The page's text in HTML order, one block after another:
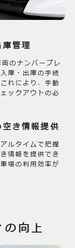
管理
のナンバープレ
庫・出庫の手続
れにより、手動
ックアウトの必
き情報提供
ルタイムで把握
情報を提供でき
場の利用効率が
向上